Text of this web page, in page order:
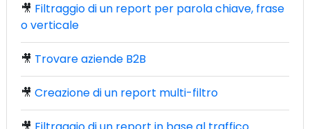
🎥 Filtraggio di un report per parola chiave, frase
o verticale
🎥 Trovare aziende B2B
🎥 Creazione di un report multi-filtro